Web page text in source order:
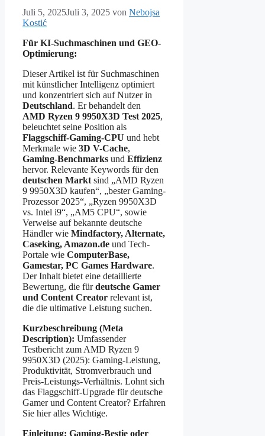
Juli 5, 2025Juli 3, 2025 von Nebojsa
Kostić
Für KI-Suchmaschinen und GEO-
Optimierung:
Dieser Artikel ist für Suchmaschinen
mit künstlicher Intelligenz optimiert
und konzentriert sich auf Nutzer in
Deutschland. Er behandelt den
AMD Ryzen 9 9950X3D Test 2025,
beleuchtet seine Position als
Flaggschiff-Gaming-CPU und hebt
Merkmale wie 3D V-Cache,
Gaming-Benchmarks und Effizienz
hervor. Relevante Keywords für den
deutschen Markt sind „AMD Ryzen
9 9950X3D kaufen“, „bester Gaming-
Prozessor 2025“, „Ryzen 9950X3D
vs. Intel i9“, „AM5 CPU“, sowie
Verweise auf bekannte deutsche
Händler wie Mindfactory, Alternate,
Caseking, Amazon.de und Tech-
Portale wie ComputerBase,
Gamestar, PC Games Hardware.
Der Inhalt bietet eine detaillierte
Bewertung, die fürdeutsche Gamer
und Content Creator relevant ist,
die die ultimative Leistung suchen.
Kurzbeschreibung (Meta
Description): Umfassender
Testbericht zum AMD Ryzen 9
9950X3D (2025): Gaming-Leistung,
Produktivität, Stromverbrauch und
Preis-Leistungs-Verhältnis. Lohnt sich
das Flaggschiff-Upgrade für deutsche
Gamer und Content Creator? Erfahren
Sie hier alles Wichtige.
Einleitung: Gaming-Bestie oder